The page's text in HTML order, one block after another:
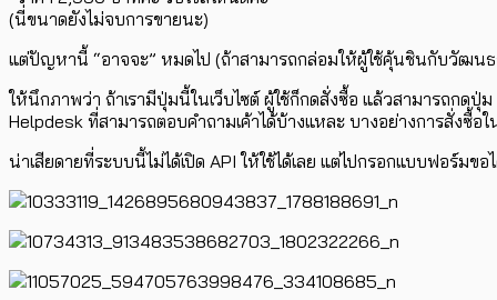
(นี่ขนาดยังไม่จบการขายนะ)
แต่ปัญหานี้ “อาจจะ” หมดไป (ถ้าสามารถกล่อมให้ผู้ใช้คุ้นชินกับวัฒน
ให้นึกภาพว่า ถ้าเรามีปุ่มนี้ในเว็บไซต์ ผู้ใช้ก็กดสั่งซื้อ แล้วสามารถกดปุ่
Helpdesk ที่สามารถตอบคำถามเค้าได้บ้างแหละ บางอย่างการสั่งซื้อใ
น่าเสียดายที่ระบบนี้ไม่ได้เปิด API ให้ใช้ได้เลย แต่ไปกรอกแบบฟอร์มข